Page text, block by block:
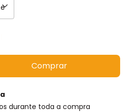
durante toda a compra